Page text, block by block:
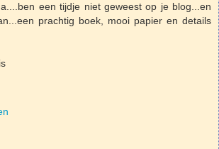
een tijdje niet geweest op je blog...en
prachtig boek, mooi papier en details